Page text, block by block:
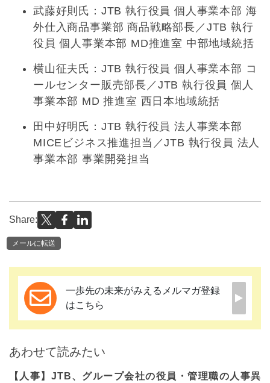
武藤好則氏：JTB 執行役員 個人事業本部 海
外仕入商品事業部 商品戦略部長／JTB 執行
役員 個人事業本部 MD推進室 中部地域統括
横山征夫氏：JTB 執行役員 個人事業本部 コ
ールセンター販売部長／JTB 執行役員 個人
事業本部 MD 推進室 西日本地域統括
田中好明氏：JTB 執行役員 法人事業本部
MICEビジネス推進担当／JTB 執行役員 法人
事業本部 事業開発担当
Share:
メールに転送
一歩先の未来がみえるメルマガ登録
はこちら
あわせて読みたい
【人事】JTB、グループ会社の役員・管理職の人事異